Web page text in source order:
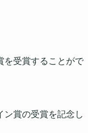
を受賞することがで
賞の受賞を記念し